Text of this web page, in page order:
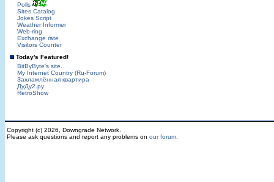
Polls
Sites Catalog
Jokes Script
Weather Informer
Web-ring
Exchange rate
Visitors Counter
Today's Featured!
BitByByte's site.
My Internet Country (Ru-Forum)
Захламлённая квартира
ДуДу2.ру
RetroShow
Copyright (c) 2026, Downgrade Network.
Please ask questions and report any problems on our forum